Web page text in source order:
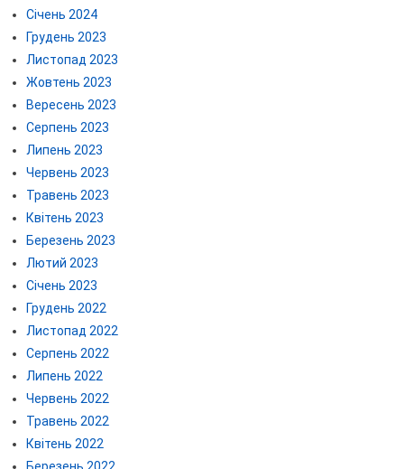
Січень 2024
Грудень 2023
Листопад 2023
Жовтень 2023
Вересень 2023
Серпень 2023
Липень 2023
Червень 2023
Травень 2023
Квітень 2023
Березень 2023
Лютий 2023
Січень 2023
Грудень 2022
Листопад 2022
Серпень 2022
Липень 2022
Червень 2022
Травень 2022
Квітень 2022
Березень 2022